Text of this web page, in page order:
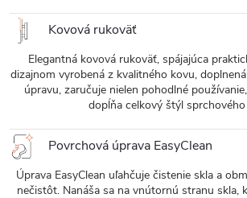
Kovová rukoväť
Elegantná kovová rukoväť, spájajúca
dizajnom vyrobená z kvalitného kovu,
úpravu, zaručuje nielen pohodlné
dopĺňa celkový štýl
Povrchová úprava EasyClean
Úprava EasyClean uľahčuje čistenie skla a
nečistôt. Nanáša sa na vnútornú stranu skla,